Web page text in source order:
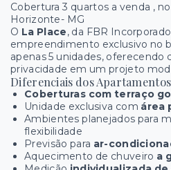
Cobertura 3 quartos a venda ,
Horizonte- MG
O La Place, da FBR
empreendimento exclusivo no
apenas 5 unidades, oferecendo
privacidade em um projeto
Diferenciais dos Apartamentos
Coberturas com terraço
Unidade exclusiva com área
Ambientes planejados para
flexibilidade
Previsão para ar-
Aquecimento de chuveiro a